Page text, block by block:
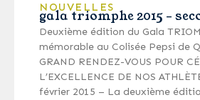
NOUVELLES
gala triomphe 2015 –
Deuxième édition du Gala
mémorable au Colisée Pepsi de
GRAND RENDEZ-VOUS POUR
L’EXCELLENCE DE NOS
février 2015 – La deuxième